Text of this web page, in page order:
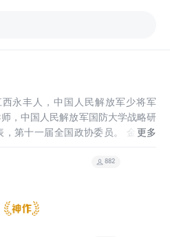
永丰人，中国人民解放军少将军
，中国人民解放军国防大学战略研
第十一届全国政协委员。 金一南
为“改革开放30年军营新闻人物”。
人物”。2019年，获全国离退休干
882